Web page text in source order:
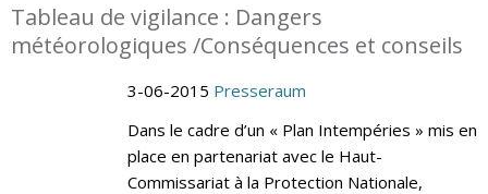
Tableau de vigilance : Dangers
météorologiques /Conséquences et conseils
3-06-2015 Presseraum
Dans le cadre d’un « Plan Intempéries » mis en
place en partenariat avec le Haut-
Commissariat à la Protection Nationale,